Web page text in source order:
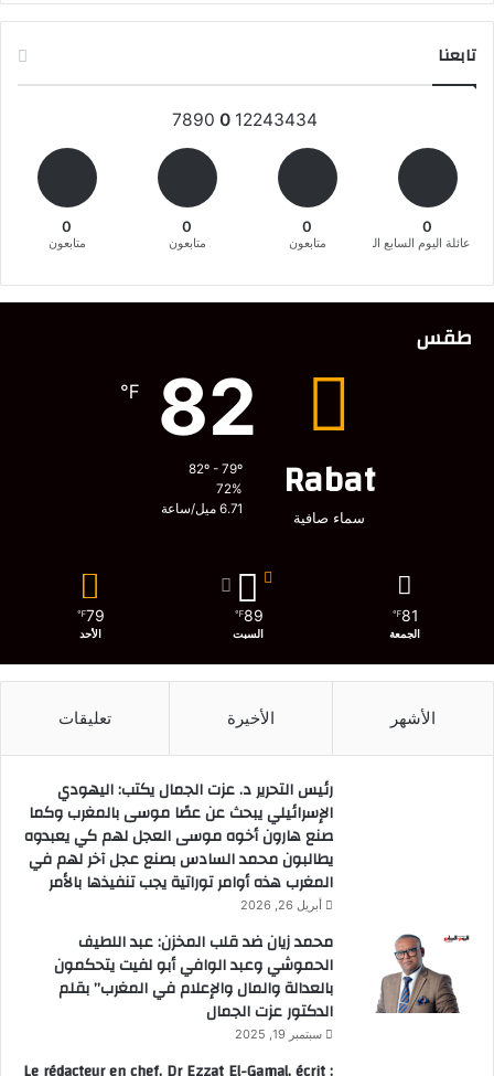
تابعنا
12243434
0
0
عائلة اليوم السابع المغربية
0
متابعون
0
متابعون
0
متابعون
طقس
Rabat
سماء صافية
82
℉
82º - 79º
72%
6.71 ميل/ساعة
81
℉
الجمعة
89
℉
السبت
79
℉
الأحد
الأشهر الأخيرة تعليقات
رئيس التحرير د. عزت الجمال يكتب: اليهودي
الإسرائيلي يبحث عن عصًا موسى بالمغرب وكما
صنع هارون أخوه موسى العجل لهم كي يعبدوه
يطالبون محمد السادس بصنع عجل آخر لهم في
المغرب هذه أوامر توراتية يجب تنفيذها بالأمر
أبريل 26, 2026
محمد زيان ضد قلب المخزن: عبد اللطيف
الحموشي وعبد الوافي أبو لفيت يتحكمون
بالعدالة والمال والإعلام في المغرب” بقلم
الدكتور عزت الجمال
سبتمبر 19, 2025